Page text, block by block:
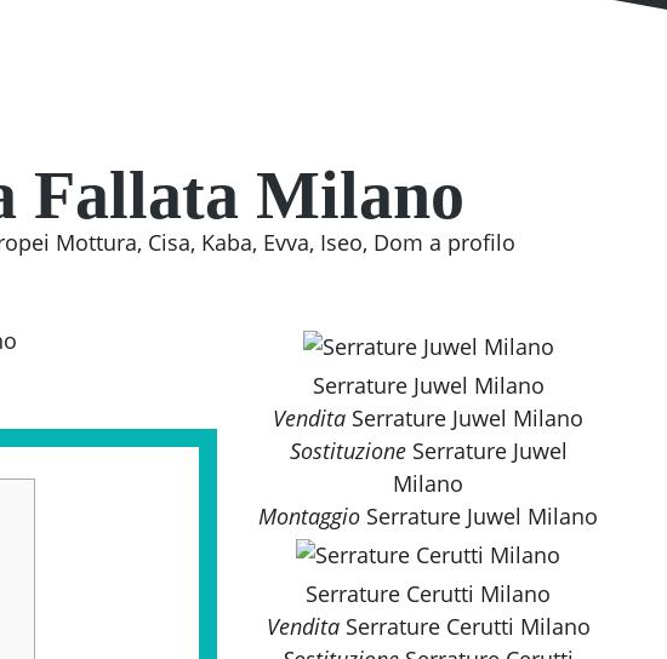
Fallata Milano
Mottura, Cisa, Kaba, Evva, Iseo, Dom a profilo
Serrature Juwel Milano
Vendita Serrature Juwel Milano
Sostituzione Serrature Juwel
Milano
Montaggio Serrature Juwel Milano
Serrature Cerutti Milano
Vendita Serrature Cerutti Milano